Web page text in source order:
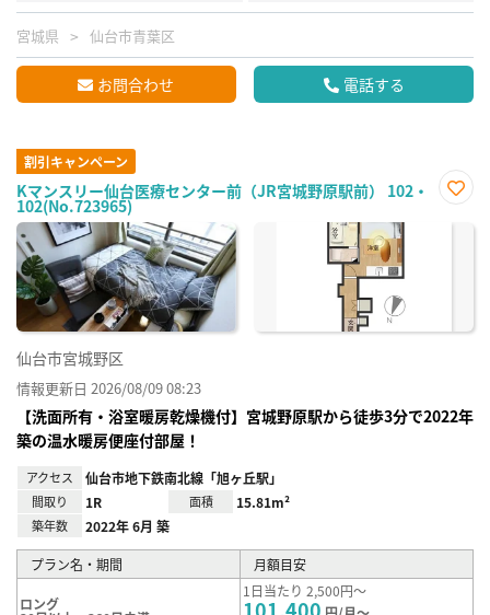
宮城県 仙台市青葉区
お問合わせ 電話する
割引キャンペーン
Kマンスリー仙台医療センター前（JR宮城野原駅前） 102・
102(No.723965)
に入
仙台市宮城野区
情報更新日 2026/08/09 08:23
【洗面所有・浴室暖房乾燥機付】宮城野原駅から徒歩3分で2022年
築の温水暖房便座付部屋！
アクセス 仙台市地下鉄南北線「旭ヶ丘駅」
間取り 1R 面積 15.81m²
築年数 2022年 6月 築
プラン名・期間 月額目安
ロング
1日当たり 2,500円～